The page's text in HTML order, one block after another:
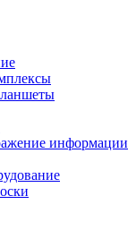
информации